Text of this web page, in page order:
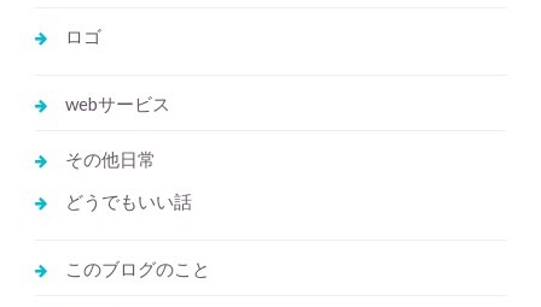
ロゴ
webサービス
その他日常
どうでもいい話
このブログのこと